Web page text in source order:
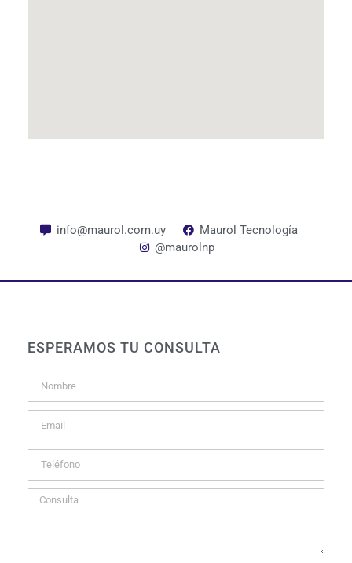
info@maurol.com.uy
Maurol Tecnología
@maurolnp
ESPERAMOS TU CONSULTA